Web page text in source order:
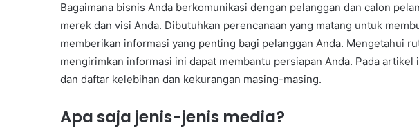
Bagaimana bisnis Anda berkomunikasi dengan pelanggan dan calon
merek dan visi Anda. Dibutuhkan perencanaan yang matang untuk
memberikan informasi yang penting bagi pelanggan Anda. Mengetahui
mengirimkan informasi ini dapat membantu persiapan Anda. Pada artikel
dan daftar kelebihan dan kekurangan masing-masing.
Apa saja jenis-jenis media?